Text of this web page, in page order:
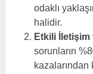
odaklı
halidir.
Etkili İletişim
sorunların